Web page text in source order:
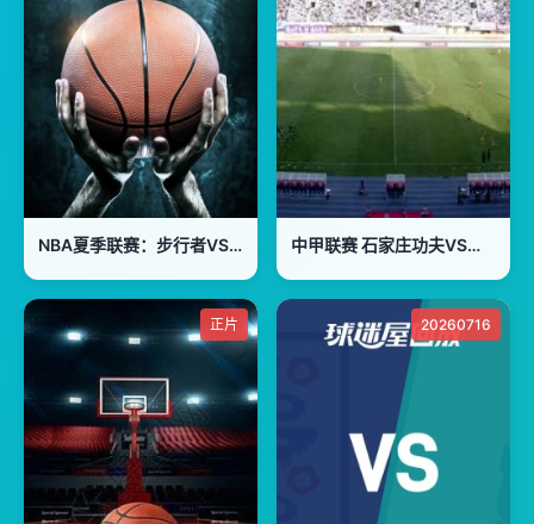
NBA夏季联赛：步行者VS森林狼20260716 中甲联赛 石家庄功夫VS苏州东吴 20241103
正片 20260716